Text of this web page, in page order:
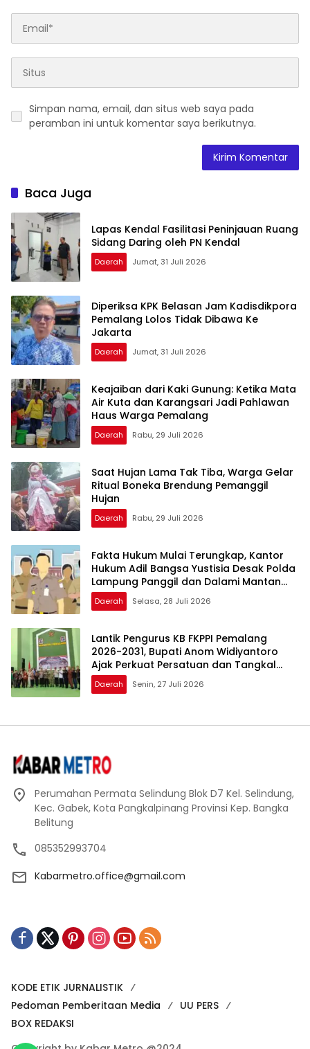
Simpan nama, email, dan situs web saya pada
peramban ini untuk komentar saya berikutnya.
Baca Juga
Lapas Kendal Fasilitasi Peninjauan Ruang
Sidang Daring oleh PN Kendal
Daerah Jumat, 31 Juli 2026
Diperiksa KPK Belasan Jam Kadisdikpora
Pemalang Lolos Tidak Dibawa Ke
Jakarta
Daerah Jumat, 31 Juli 2026
Keajaiban dari Kaki Gunung: Ketika Mata
Air Kuta dan Karangsari Jadi Pahlawan
Haus Warga Pemalang
Daerah Rabu, 29 Juli 2026
Saat Hujan Lama Tak Tiba, Warga Gelar
Ritual Boneka Brendung Pemanggil
Hujan
Daerah Rabu, 29 Juli 2026
Fakta Hukum Mulai Terungkap, Kantor
Hukum Adil Bangsa Yustisia Desak Polda
Lampung Panggil dan Dalami Mantan
Walikota Metro
Daerah Selasa, 28 Juli 2026
Lantik Pengurus KB FKPPI Pemalang
2026-2031, Bupati Anom Widiyantoro
Ajak Perkuat Persatuan dan Tangkal
Hoaks
Daerah Senin, 27 Juli 2026
Perumahan Permata Selindung Blok D7 Kel. Selindung,
Kec. Gabek, Kota Pangkalpinang Provinsi Kep. Bangka
Belitung
085352993704
Kabarmetro.office@gmail.com
KODE ETIK JURNALISTIK
Pedoman Pemberitaan Media
UU PERS
BOX REDAKSI